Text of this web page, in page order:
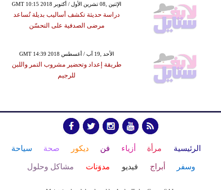
GMT 10:15 2018 الإثنين ,08 تشرين الأول / أكتوبر
دراسة حديثة تكشف أساليب بديلة تُساعد
مرضى الصدفية على التحسّن
GMT 14:39 2018 الأحد ,19 آب / أغسطس
طريقة إعداد وتحضير مشروب التمر واللبن
للرجيم
الرئيسية مرأة أزياء فن ديكور صحة سياحة
وسفر أبراج فيديو مدوَنات مشاكل وحلول